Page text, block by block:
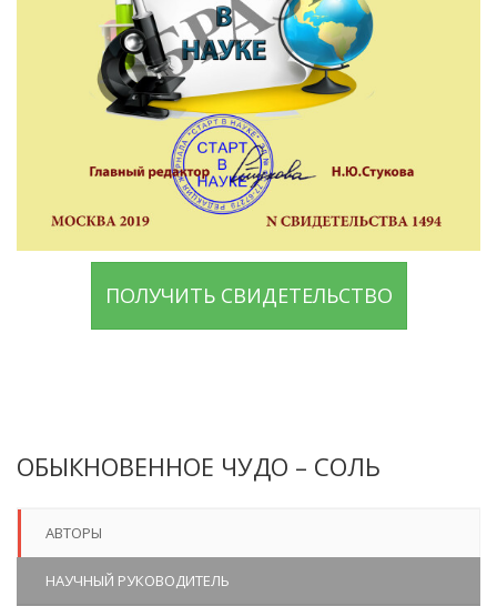
ПОЛУЧИТЬ СВИДЕТЕЛЬСТВО
ОБЫКНОВЕННОЕ ЧУДО – СОЛЬ
АВТОРЫ
НАУЧНЫЙ РУКОВОДИТЕЛЬ